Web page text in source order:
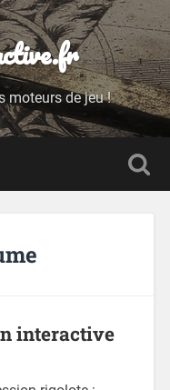
moteurs de jeu !
interactive